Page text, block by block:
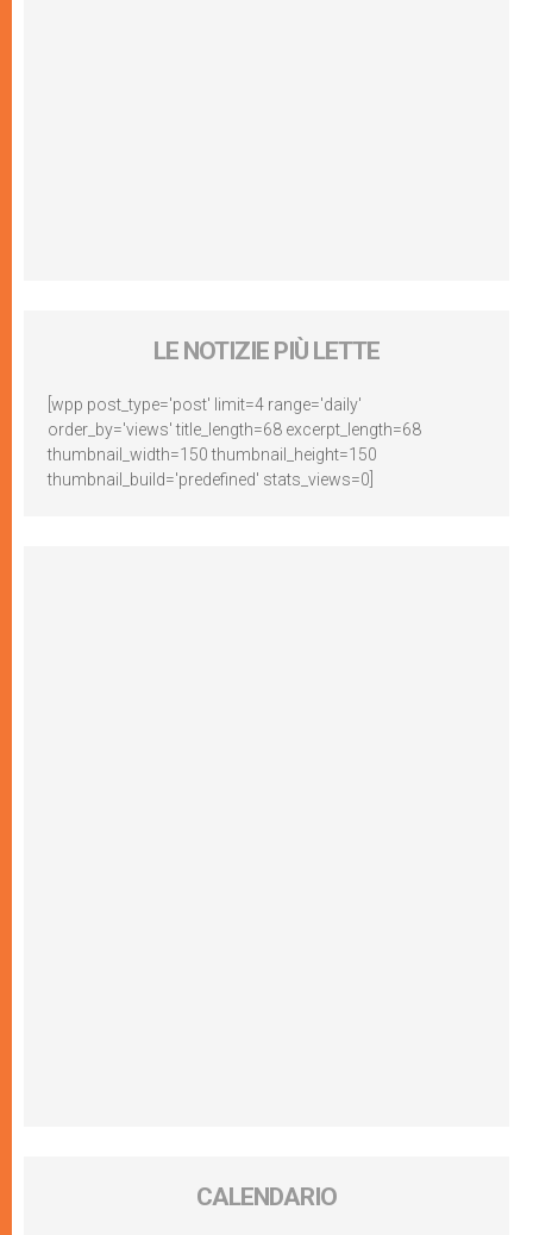
LE NOTIZIE PIÙ LETTE
[wpp post_type='post' limit=4 range='daily'
order_by='views' title_length=68 excerpt_length=68
thumbnail_width=150 thumbnail_height=150
thumbnail_build='predefined' stats_views=0]
CALENDARIO